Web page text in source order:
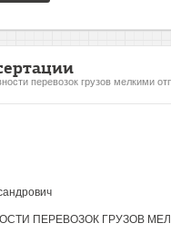
перевозок грузов мелкими
ПЕРЕВОЗОК ГРУЗОВ